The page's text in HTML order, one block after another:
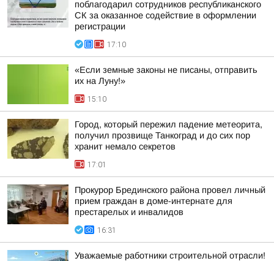
поблагодарил сотрудников республиканского
СК за оказанное содействие в оформлении
регистрации
17:10
«Если земные законы не писаны, отправить
их на Луну!»
15:10
Город, который пережил падение метеорита,
получил прозвище Танкоград и до сих пор
хранит немало секретов
17:01
Прокурор Брединского района провел личный
прием граждан в доме-интернате для
престарелых и инвалидов
16:31
Уважаемые работники строительной отрасли!